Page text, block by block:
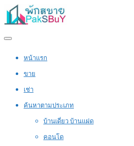
หน้าแรก
ขาย
เช่า
ค้นหาตามประเภท
บ้านเดี่ยว บ้านแฝด
คอนโด